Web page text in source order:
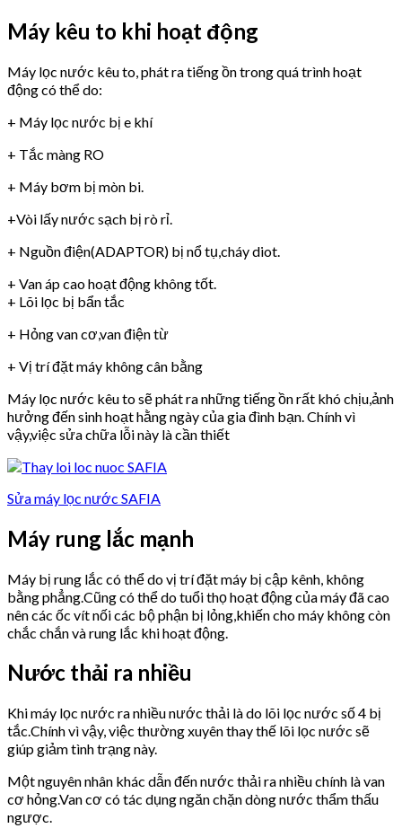
Máy kêu to khi hoạt động
Máy lọc nước kêu to, phát ra tiếng ồn trong quá trình hoạt
động có thể do:
+ Máy lọc nước bị e khí
+ Tắc màng RO
+ Máy bơm bị mòn bi.
+Vòi lấy nước sạch bị rò rỉ.
+ Nguồn điện(ADAPTOR) bị nổ tụ,cháy diot.
+ Van áp cao hoạt động không tốt.
+ Lõi lọc bị bẩn tắc
+ Hỏng van cơ,van điện từ
+ Vị trí đặt máy không cân bằng
Máy lọc nước kêu to sẽ phát ra những tiếng ồn rất khó chịu,ảnh
hưởng đến sinh hoạt hằng ngày của gia đình bạn. Chính vì
vậy,việc sửa chữa lỗi này là cần thiết
Sửa máy lọc nước SAFIA
Máy rung lắc mạnh
Máy bị rung lắc có thể do vị trí đặt máy bị cập kênh, không
bằng phẳng.Cũng có thể do tuổi thọ hoạt động của máy đã cao
nên các ốc vít nối các bộ phận bị lỏng,khiến cho máy không còn
chắc chắn và rung lắc khi hoạt động.
Nước thải ra nhiều
Khi máy lọc nước ra nhiều nước thải là do lõi lọc nước số 4 bị
tắc.Chính vì vậy, việc thường xuyên thay thế lõi lọc nước sẽ
giúp giảm tình trạng này.
Một nguyên nhân khác dẫn đến nước thải ra nhiều chính là van
cơ hỏng.Van cơ có tác dụng ngăn chặn dòng nước thẩm thấu
ngược.